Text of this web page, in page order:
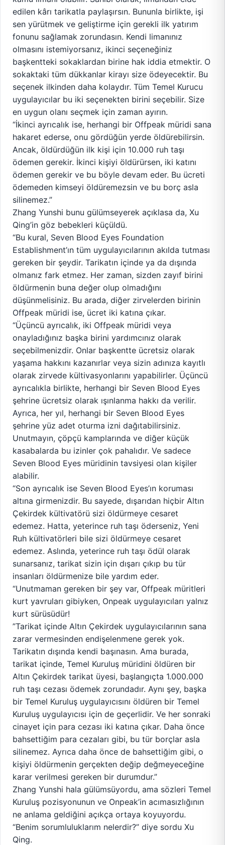
edilen kârı tarikatla paylaşırsın. Bununla birlikte, işi
sen yürütmek ve geliştirme için gerekli ilk yatırım
fonunu sağlamak zorundasın. Kendi limanınız
olmasını istemiyorsanız, ikinci seçeneğiniz
başkentteki sokaklardan birine hak iddia etmektir. O
sokaktaki tüm dükkanlar kirayı size ödeyecektir. Bu
seçenek ilkinden daha kolaydır. Tüm Temel Kurucu
uygulayıcılar bu iki seçenekten birini seçebilir. Size
en uygun olanı seçmek için zaman ayırın.
“İkinci ayrıcalık ise, herhangi bir Offpeak müridi sana
hakaret ederse, onu gördüğün yerde öldürebilirsin.
Ancak, öldürdüğün ilk kişi için 10.000 ruh taşı
ödemen gerekir. İkinci kişiyi öldürürsen, iki katını
ödemen gerekir ve bu böyle devam eder. Bu ücreti
ödemeden kimseyi öldüremezsin ve bu borç asla
silinemez.”
Zhang Yunshi bunu gülümseyerek açıklasa da, Xu
Qing’in göz bebekleri küçüldü.
“Bu kural, Seven Blood Eyes Foundation
Establishment’ın tüm uygulayıcılarının akılda tutması
gereken bir şeydir. Tarikatın içinde ya da dışında
olmanız fark etmez. Her zaman, sizden zayıf birini
öldürmenin buna değer olup olmadığını
düşünmelisiniz. Bu arada, diğer zirvelerden birinin
Offpeak müridi ise, ücret iki katına çıkar.
“Üçüncü ayrıcalık, iki Offpeak müridi veya
onayladığınız başka birini yardımcınız olarak
seçebilmenizdir. Onlar başkentte ücretsiz olarak
yaşama hakkını kazanırlar veya sizin adınıza kayıtlı
olarak zirvede kültivasyonlarını yapabilirler. Üçüncü
ayrıcalıkla birlikte, herhangi bir Seven Blood Eyes
şehrine ücretsiz olarak ışınlanma hakkı da verilir.
Ayrıca, her yıl, herhangi bir Seven Blood Eyes
şehrine yüz adet oturma izni dağıtabilirsiniz.
Unutmayın, çöpçü kamplarında ve diğer küçük
kasabalarda bu izinler çok pahalıdır. Ve sadece
Seven Blood Eyes müridinin tavsiyesi olan kişiler
alabilir.
“Son ayrıcalık ise Seven Blood Eyes’ın koruması
altına girmenizdir. Bu sayede, dışarıdan hiçbir Altın
Çekirdek kültivatörü sizi öldürmeye cesaret
edemez. Hatta, yeterince ruh taşı öderseniz, Yeni
Ruh kültivatörleri bile sizi öldürmeye cesaret
edemez. Aslında, yeterince ruh taşı ödül olarak
sunarsanız, tarikat sizin için dışarı çıkıp bu tür
insanları öldürmenize bile yardım eder.
“Unutmaman gereken bir şey var, Offpeak müritleri
kurt yavruları gibiyken, Onpeak uygulayıcıları yalnız
kurt sürüsüdür!
”Tarikat içinde Altın Çekirdek uygulayıcılarının sana
zarar vermesinden endişelenmene gerek yok.
Tarikatın dışında kendi başınasın. Ama burada,
tarikat içinde, Temel Kuruluş müridini öldüren bir
Altın Çekirdek tarikat üyesi, başlangıçta 1.000.000
ruh taşı cezası ödemek zorundadır. Aynı şey, başka
bir Temel Kuruluş uygulayıcısını öldüren bir Temel
Kuruluş uygulayıcısı için de geçerlidir. Ve her sonraki
cinayet için para cezası iki katına çıkar. Daha önce
bahsettiğim para cezaları gibi, bu tür borçlar asla
silinemez. Ayrıca daha önce de bahsettiğim gibi, o
kişiyi öldürmenin gerçekten değip değmeyeceğine
karar verilmesi gereken bir durumdur.”
Zhang Yunshi hala gülümsüyordu, ama sözleri Temel
Kuruluş pozisyonunun ve Onpeak’in acımasızlığının
ne anlama geldiğini açıkça ortaya koyuyordu.
“Benim sorumluluklarım nelerdir?” diye sordu Xu
Qing.